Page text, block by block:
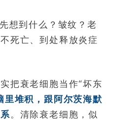
想到什么？皱纹？老
死亡、到处释放炎症
把衰老细胞当作“坏东
里堆积，跟阿尔茨海默
。清除衰老细胞，似